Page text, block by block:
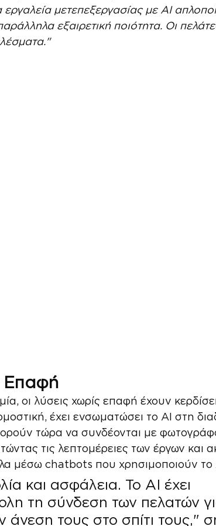
μετεπεξεργασίας με AI
εξαιρετική ποιότητα. Οι
Επαφή
οι λύσεις χωρίς επαφή έχουν
έχει ενσωματώσει το AI στη
τώρα να συνδέονται με
τις λεπτομέρειες των έργων και
μέσω chatbots που χρησιμοποιούν τo
και ασφάλεια. Το ΑΙ έχει
τη σύνδεση των πελατών
τους στο σπίτι τους,"